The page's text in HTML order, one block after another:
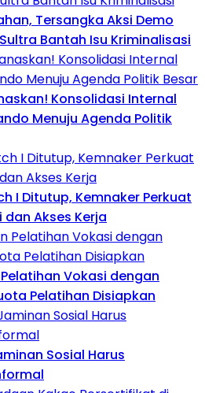
Tersangka Aksi Demo
Bantah Isu Kriminalisasi
Konsolidasi Internal
Menuju Agenda Politik
I Ditutup, Kemnaker Perkuat
Akses Kerja
Vokasi dengan
Pelatihan Disiapkan
Sosial Harus